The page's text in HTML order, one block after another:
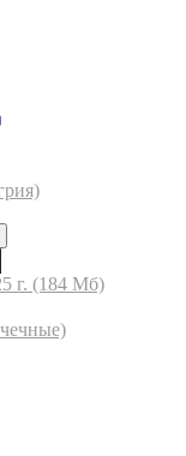
г. (184 Мб)